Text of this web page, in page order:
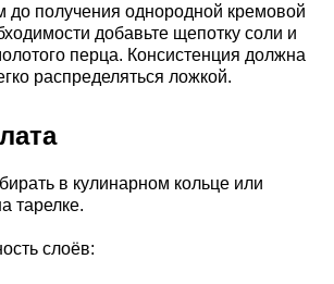
до получения однородной кремовой
добавьте щепотку соли и
перца. Консистенция должна
распределяться ложкой.
в кулинарном кольце или
тарелке.
слоёв: